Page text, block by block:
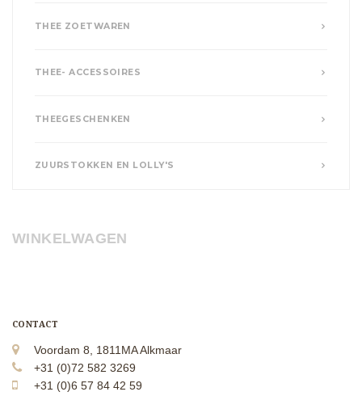
THEE ZOETWAREN
THEE- ACCESSOIRES
THEEGESCHENKEN
ZUURSTOKKEN EN LOLLY'S
WINKELWAGEN
CONTACT
Voordam 8, 1811MA Alkmaar
+31 (0)72 582 3269
+31 (0)6 57 84 42 59